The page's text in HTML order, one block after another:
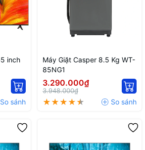
inch
Máy Giặt Casper 8.5 Kg WT-
85NG1
3.290.000₫
3.948.000₫